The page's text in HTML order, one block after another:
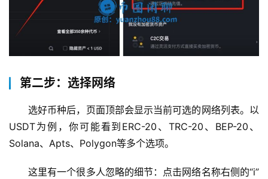
第二步：选择网络
选好币种后，页面顶部会显示当前可选的网络列表。以
USDT为例，你可能看到ERC-20、TRC-20、BEP-20、
Solana、Apts、Polygon等多个选项。
这里有一个很多人忽略的细节：点击网络名称右侧的“i”